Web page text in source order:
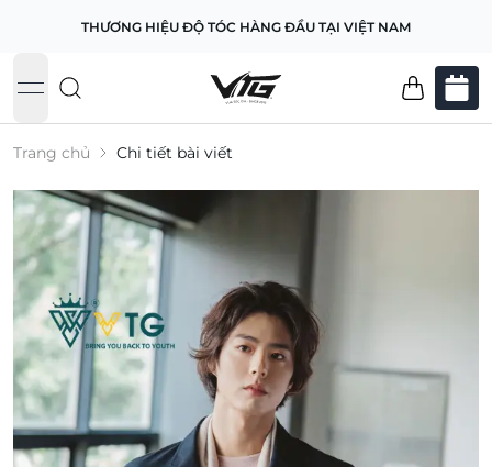
THƯƠNG HIỆU ĐỘ TÓC HÀNG ĐẦU TẠI VIỆT NAM
open navigation menu
Trang chủ Chi tiết bài viết